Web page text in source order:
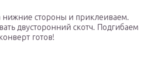
нижние стороны и приклеиваем.
двусторонний скотч. Подгибаем
готов!